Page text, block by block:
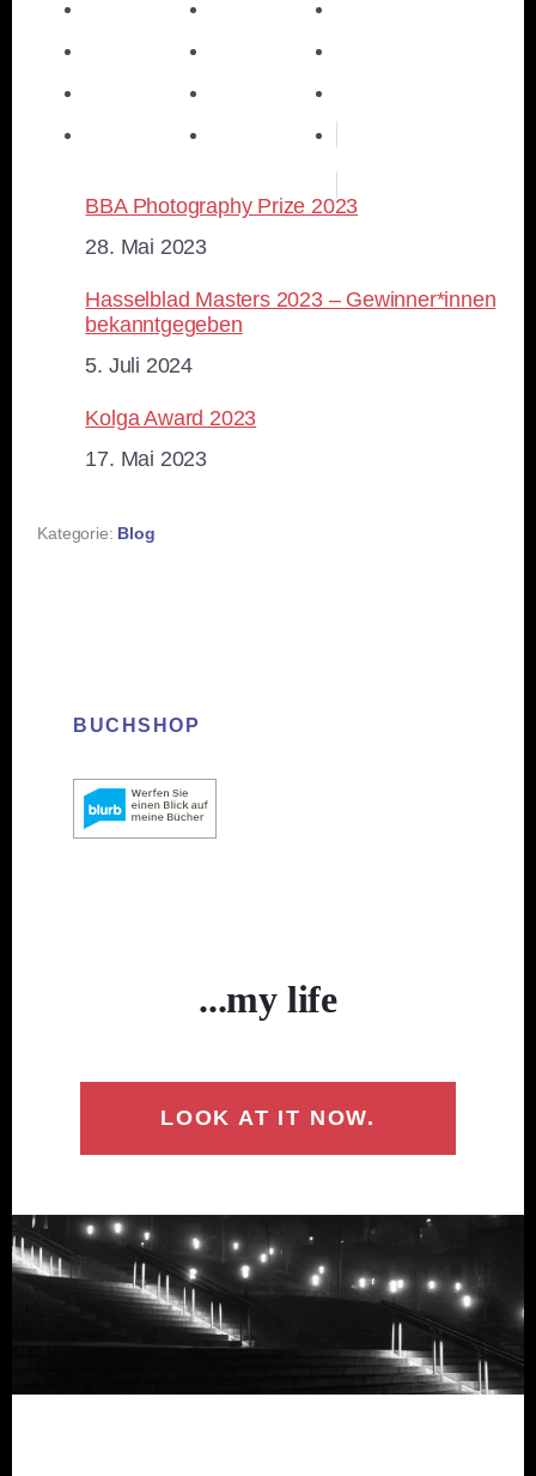
BBA Photography Prize 2023
Datum
28. Mai 2023
Hasselblad Masters 2023 – Gewinner*innen
bekanntgegeben
Datum
5. Juli 2024
Kolga Award 2023
Datum
17. Mai 2023
Kategorie: Blog
BUCHSHOP
...my life
LOOK AT IT NOW.